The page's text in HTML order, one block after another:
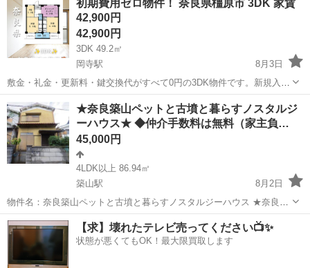
いてもご相談いただけます。法人・個人に関わらず、さまざまなお客
様のニーズに対応します敷金・礼金・...
初期費用ゼロ物件！ 奈良県橿原市 3DK 家賃
42,900円
42,900円
3DK 49.2㎡
岡寺駅
8月3日
敷金・礼金・更新料・鍵交換代がすべて0円の3DK物件です。新規入居
限定で最大3万円の引越サポートが適用されます。 閑静な住宅街に位
置する定期巡回管理物件で、単身からファミリーまで対応可能。近鉄
岡寺駅から徒歩5分と生活利...
奈良 橿原市 岡寺駅 マンション 物件
★奈良築山ペットと古墳と暮らすノスタルジ
ーハウス★ ◆仲介手数料は無料（家主負…
45,000円
4LDK以上 86.94㎡
築山駅
8月2日
物件名：奈良築山ペットと古墳と暮らすノスタルジーハウス ★奈良築
山ペットと古墳と暮らすノスタルジーハウス★ ◆仲介手数料は無料
（家主負担）◆ ★ペット可戸建て 広々5DK86.94㎡ 家賃4.5万 敷
金・礼金ゼロ ...
奈良 大和高田市 築山駅 一戸建て
【求】壊れたテレビ売ってください📺✨
状態が悪くてもOK！最大限買取します